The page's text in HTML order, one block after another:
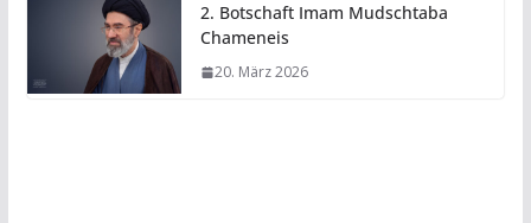
2. Botschaft Imam Mudschtaba
Chameneis
20. März 2026